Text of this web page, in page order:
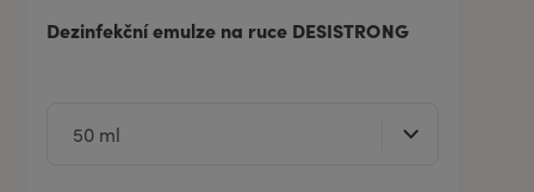
Dezinfekční emulze na ruce DESISTRONG